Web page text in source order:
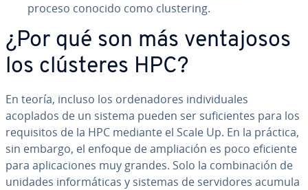
proceso conocido como clu­s­te­ri­ng.
¿Por qué son más ve­n­ta­jo­sos
los clústeres HPC?
En teoría, incluso los or­de­na­do­res in­di­vi­dua­les
acoplados de un sistema pueden ser su­fi­cie­n­tes para los
re­qui­si­tos de la HPC mediante el Scale Up. En la práctica,
sin embargo, el enfoque de am­plia­ción es poco eficiente
para apli­ca­cio­nes muy grandes. Solo la co­m­bi­na­ción de
unidades in­fo­r­má­ti­cas y sistemas de se­r­vi­do­res acumula